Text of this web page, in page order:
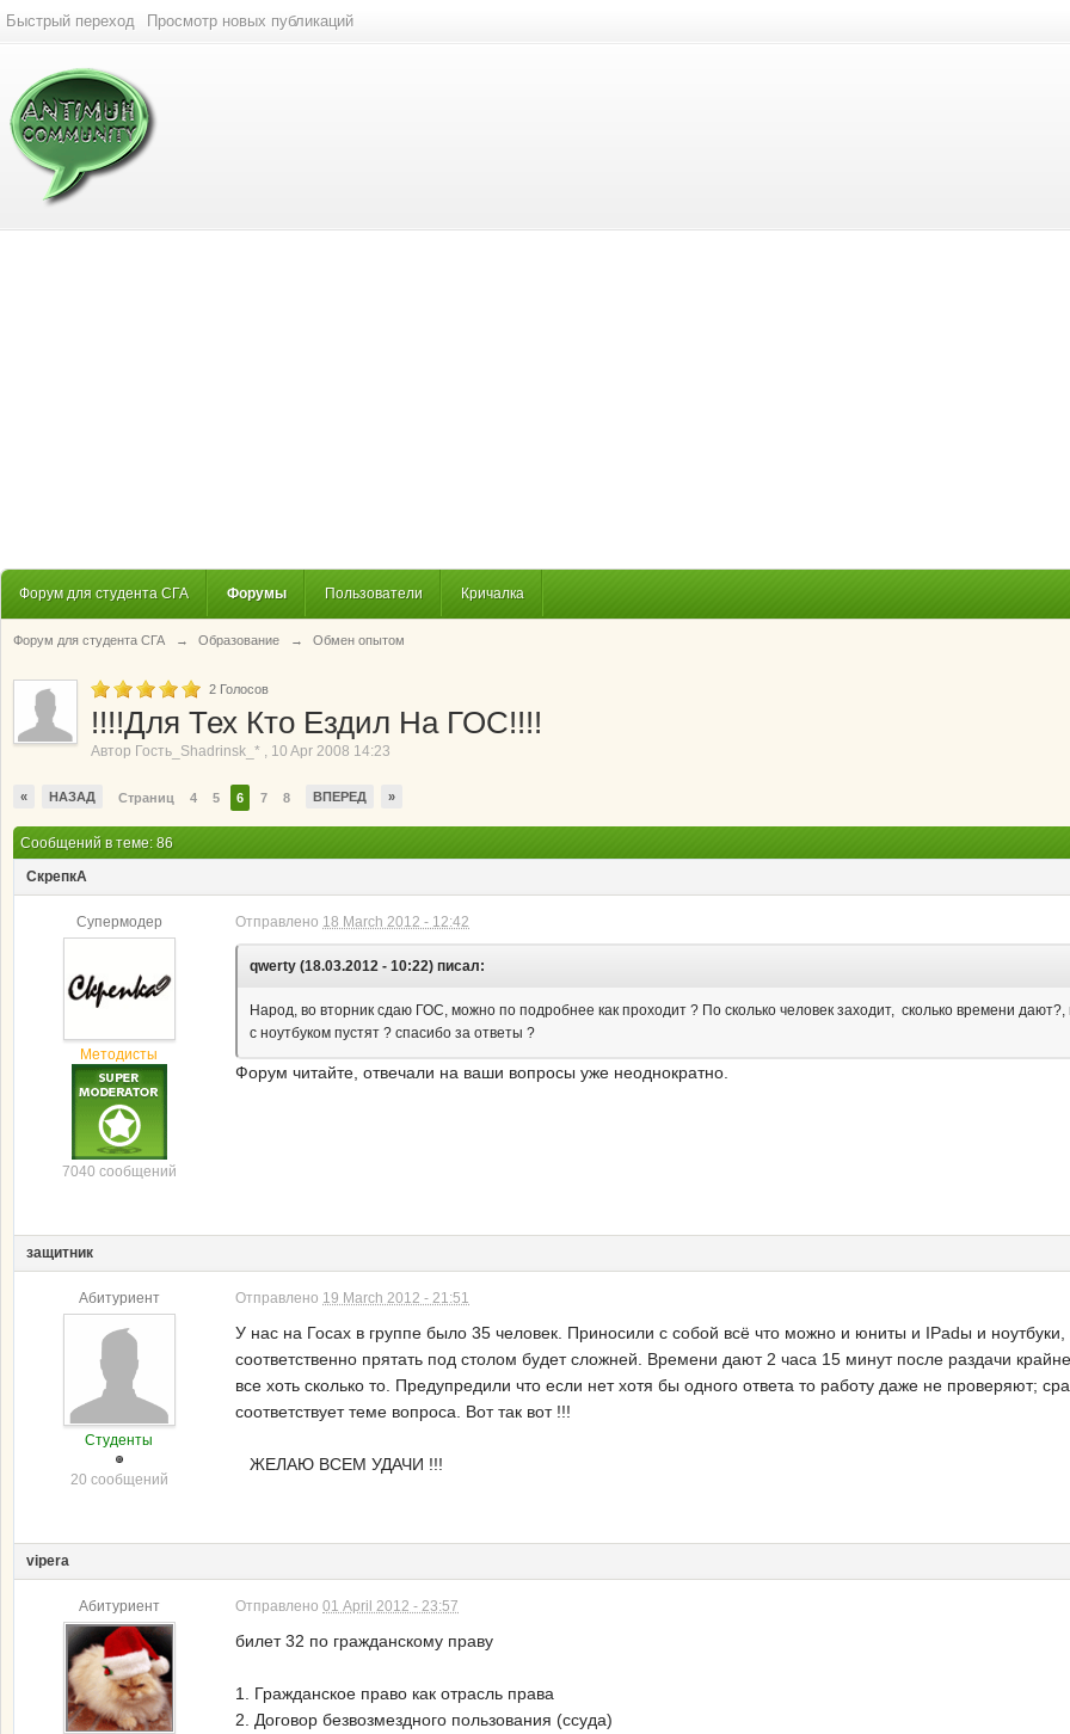
Быстрый переход Просмотр новых публикаций
Форум для студента СГА Форумы Пользователи Кричалка
Форум для студента СГА → Образование → Обмен опытом
2 Голосов
!!!!Для Тех Кто Ездил На ГОС!!!!
Автор Гость_Shadrinsk_* , 10 Apr 2008 14:23
« НАЗАД Страниц 4 5 6 7 8 ВПЕРЕД »
Сообщений в теме: 86
СкрепкА
Супермодер
Методисты
7040 сообщений
Отправлено 18 March 2012 - 12:42
qwerty (18.03.2012 - 10:22) писал:
Народ, во вторник сдаю ГОС, можно по подробнее как проходит ? По сколько человек заходит, сколько времени дают?,
с ноутбуком пустят ? спасибо за ответы ?
Форум читайте, отвечали на ваши вопросы уже неоднократно.
защитник
Абитуриент
Студенты
20 сообщений
Отправлено 19 March 2012 - 21:51
У нас на Госах в группе было 35 человек. Приносили с собой всё что можно и юниты и IPadы и
соответственно прятать под столом будет сложней. Времени дают 2 часа 15 минут после раздачи
все хоть сколько то. Предупредили что если нет хотя бы одного ответа то работу даже не проверяют;
соответствует теме вопроса. Вот так вот !!!
ЖЕЛАЮ ВСЕМ УДАЧИ !!!
vipera
Абитуриент Отправлено 01 April 2012 - 23:57
билет 32 по гражданскому праву
1. Гражданское право как отрасль права
2. Договор безвозмездного пользования (ссуда)